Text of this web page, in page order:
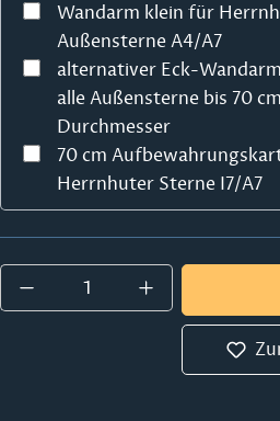
Wandarm klein für
Außensterne A4/A7
alternativer Eck-
alle Außensterne bis 70 cm
Durchmesser
70 cm
Herrnhuter Sterne I7/A7
Produkt Anzahl: Gib